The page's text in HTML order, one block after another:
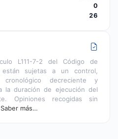
0
26
L111-7-2 del Código de
sujetas a un control,
decreciente y
la duración de ejecución del
Opiniones recogidas sin
Saber más…